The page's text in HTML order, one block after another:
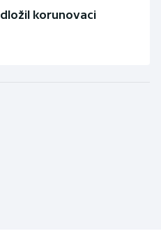
korunovaci